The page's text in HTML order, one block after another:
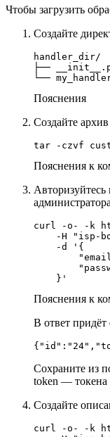
Чтобы загрузить
Создайте
handler_dir/
├──
└──
Пояснения
Создайте
tar -czvf
Пояснения к
curl -o- -k
-H "isp-
    -d '{
Пояснения к
В ответ
Сохраните из
token — токена
Создайте
curl -o- -k